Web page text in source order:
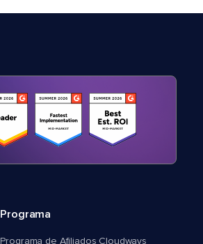
Programa
Programa de Afiliados Cloudways